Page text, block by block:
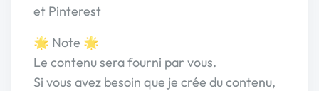
et Pinterest
🌟 Note 🌟
Le contenu sera fourni par vous.
Si vous avez besoin que je crée du contenu,